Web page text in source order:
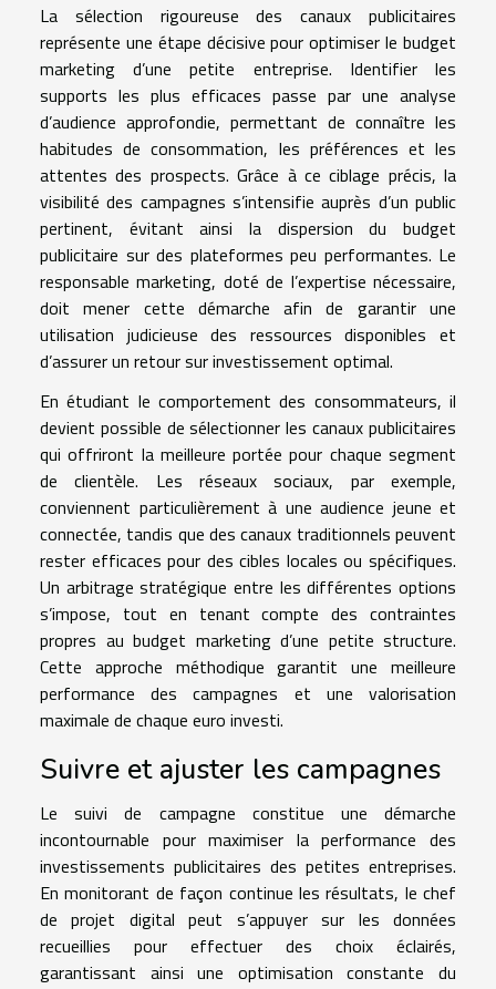
La sélection rigoureuse des canaux publicitaires
représente une étape décisive pour optimiser le budget
marketing d’une petite entreprise. Identifier les
supports les plus efficaces passe par une analyse
d’audience approfondie, permettant de connaître les
habitudes de consommation, les préférences et les
attentes des prospects. Grâce à ce ciblage précis, la
visibilité des campagnes s’intensifie auprès d’un public
pertinent, évitant ainsi la dispersion du budget
publicitaire sur des plateformes peu performantes. Le
responsable marketing, doté de l’expertise nécessaire,
doit mener cette démarche afin de garantir une
utilisation judicieuse des ressources disponibles et
d’assurer un retour sur investissement optimal.
En étudiant le comportement des consommateurs, il
devient possible de sélectionner les canaux publicitaires
qui offriront la meilleure portée pour chaque segment
de clientèle. Les réseaux sociaux, par exemple,
conviennent particulièrement à une audience jeune et
connectée, tandis que des canaux traditionnels peuvent
rester efficaces pour des cibles locales ou spécifiques.
Un arbitrage stratégique entre les différentes options
s’impose, tout en tenant compte des contraintes
propres au budget marketing d’une petite structure.
Cette approche méthodique garantit une meilleure
performance des campagnes et une valorisation
maximale de chaque euro investi.
Suivre et ajuster les campagnes
Le suivi de campagne constitue une démarche
incontournable pour maximiser la performance des
investissements publicitaires des petites entreprises.
En monitorant de façon continue les résultats, le chef
de projet digital peut s’appuyer sur les données
recueillies pour effectuer des choix éclairés,
garantissant ainsi une optimisation constante du